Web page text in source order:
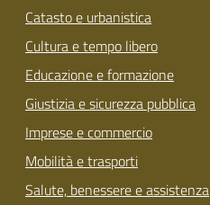
Catasto e urbanistica
Cultura e tempo libero
Educazione e formazione
Giustizia e sicurezza pubblica
Imprese e commercio
Mobilità e trasporti
Salute, benessere e assistenza